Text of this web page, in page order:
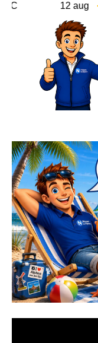
12 aug